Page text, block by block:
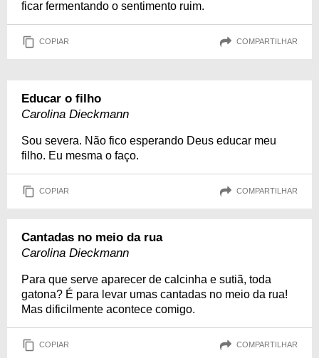
ficar fermentando o sentimento ruim.
COPIAR COMPARTILHAR
Educar o filho
Carolina Dieckmann
Sou severa. Não fico esperando Deus educar meu
filho. Eu mesma o faço.
COPIAR COMPARTILHAR
Cantadas no meio da rua
Carolina Dieckmann
Para que serve aparecer de calcinha e sutiã, toda
gatona? É para levar umas cantadas no meio da rua!
Mas dificilmente acontece comigo.
COPIAR COMPARTILHAR